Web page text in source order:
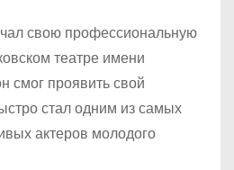
свою профессиональную
театре имени
смог проявить свой
стал одним из самых
актеров молодого